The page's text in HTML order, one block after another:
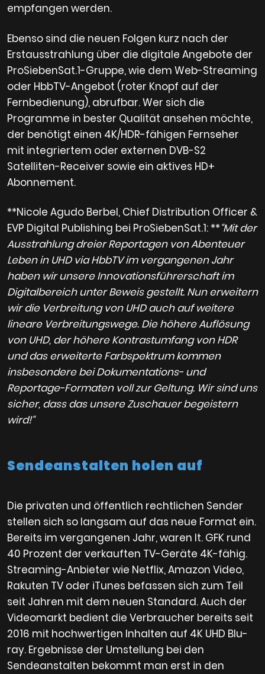
empfangen werden.
Ebenso sind die neuen Folgen kurz nach der
Erstausstrahlung über die digitale Angebote der
ProSiebenSat.1-Gruppe, wie dem Web-Streaming
oder HbbTV-Angebot (roter Knopf auf der
Fernbedienung), abrufbar. Wer sich die
Programme in bester Qualität ansehen möchte,
der benötigt einen 4K/HDR-fähigen Fernseher
mit integriertem oder externen DVB-S2
Satelliten-Receiver sowie ein aktives HD+
Abonnement.
**Nicole Agudo Berbel, Chief Distribution Officer &
EVP Digital Publishing bei ProSiebenSat.1: **“Mit der
Ausstrahlung dreier Reportagen von Abenteuer
Leben in UHD via HbbTV im vergangenen Jahr
haben wir unsere Innovationsführerschaft im
Digitalbereich unter Beweis gestellt. Nun erweitern
wir die Verbreitung von UHD auch auf weitere
lineare Verbreitungswege. Die höhere Auflösung
von UHD, der höhere Kontrastumfang von HDR
und das erweiterte Farbspektrum kommen
insbesondere bei Dokumentations- und
Reportage-Formaten voll zur Geltung. Wir sind uns
sicher, dass das unsere Zuschauer begeistern
wird!“
Sendeanstalten holen auf
Die privaten und öffentlich rechtlichen Sender
stellen sich so langsam auf das neue Format ein.
Bereits im vergangenen Jahr, waren lt. GFK rund
40 Prozent der verkauften TV-Geräte 4K-fähig.
Streaming-Anbieter wie Netflix, Amazon Video,
Rakuten TV oder iTunes befassen sich zum Teil
seit Jahren mit dem neuen Standard. Auch der
Videomarkt bedient die Verbraucher bereits seit
2016 mit hochwertigen Inhalten auf 4K UHD Blu-
ray. Ergebnisse der Umstellung bei den
Sendeanstalten bekommt man erst in den